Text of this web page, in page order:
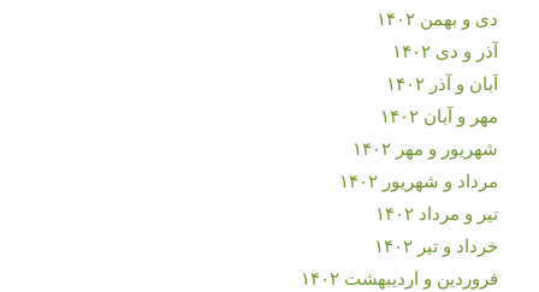
دی و بهمن ۱۴۰۲
آذر و دی ۱۴۰۲
آبان و آذر ۱۴۰۲
مهر و آبان ۱۴۰۲
شهریور و مهر ۱۴۰۲
مرداد و شهریور ۱۴۰۲
تیر و مرداد ۱۴۰۲
خرداد و تیر ۱۴۰۲
فروردین و اردیبهشت ۱۴۰۲